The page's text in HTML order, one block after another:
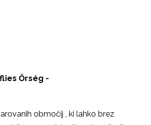
Őrség -
območij , ki lahko brez